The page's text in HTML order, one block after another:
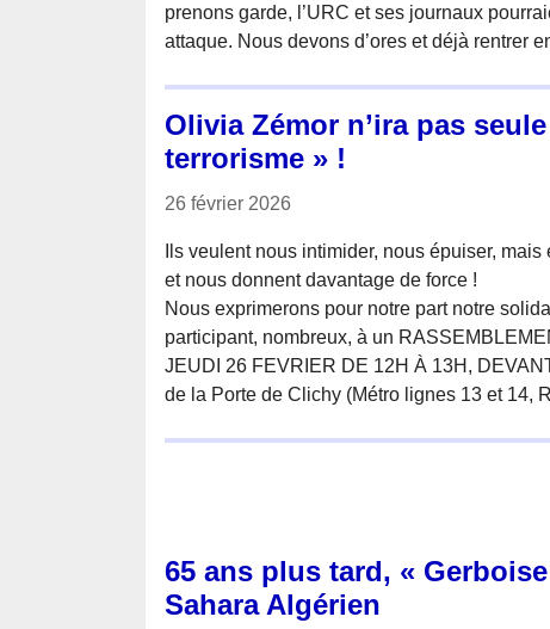
prenons garde, l’URC et ses journaux
attaque. Nous devons d’ores et déjà rentrer
Olivia Zémor n’ira pas
terrorisme » !
26 février 2026
Ils veulent nous intimider, nous épuiser,
et nous donnent davantage de force !
Nous exprimerons pour notre part notre
participant, nombreux, à un
JEUDI 26 FEVRIER DE 12H À 13H,
de la Porte de Clichy (Métro lignes 13 et 14,
65 ans plus tard, «
Sahara Algérien